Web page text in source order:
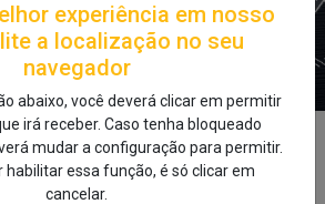
experiência em nosso
a localização no seu
navegador
abaixo, você deverá clicar em permitir
irá receber. Caso tenha bloqueado
mudar a configuração para permitir.
habilitar essa função, é só clicar em
cancelar.
GRATUITOS